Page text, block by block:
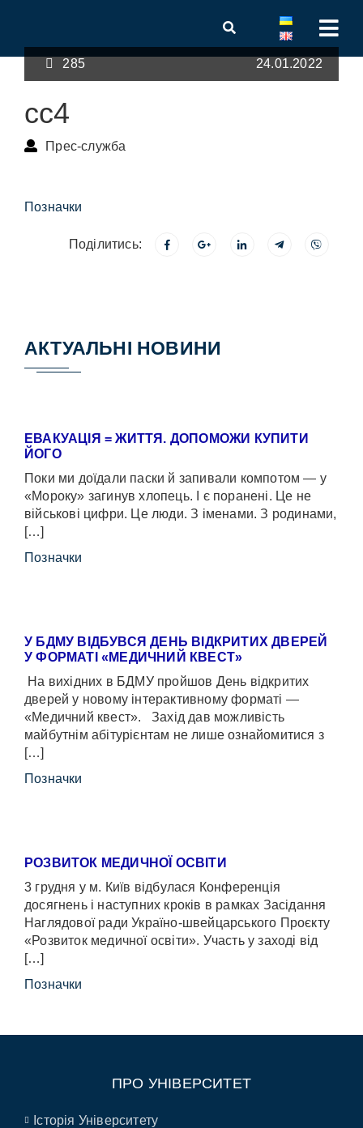
285 24.01.2022
сс4
Прес-служба
Позначки
Поділитись:
АКТУАЛЬНІ НОВИНИ
ЕВАКУАЦІЯ = ЖИТТЯ. ДОПОМОЖИ КУПИТИ
ЙОГО
Поки ми доїдали паски й запивали компотом — у
«Мороку» загинув хлопець. І є поранені. Це не
військові цифри. Це люди. З іменами. З родинами,
[…]
Позначки
У БДМУ ВІДБУВСЯ ДЕНЬ ВІДКРИТИХ ДВЕРЕЙ
У ФОРМАТІ «МЕДИЧНИЙ КВЕСТ»
На вихідних в БДМУ пройшов День відкритих
дверей у новому інтерактивному форматі —
«Медичний квест». Захід дав можливість
майбутнім абітурієнтам не лише ознайомитися з
[…]
Позначки
РОЗВИТОК МЕДИЧНОЇ ОСВІТИ
3 грудня у м. Київ відбулася Конференція
досягнень і наступних кроків в рамках Засідання
Наглядової ради Україно-швейцарського Проєкту
«Розвиток медичної освіти». Участь у заході від
[…]
Позначки
ПРО УНІВЕРСИТЕТ
Історія Університету